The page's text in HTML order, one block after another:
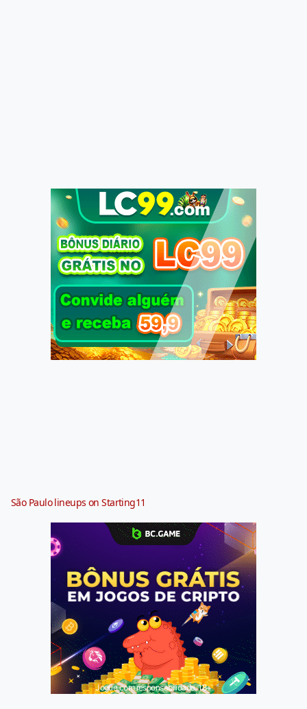
São Paulo lineups on Starting11
Jogue com responsabilidade. 18+